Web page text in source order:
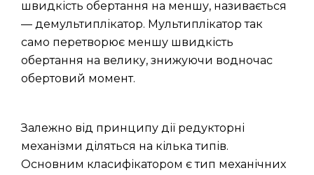
швидкість обертання на меншу, називається
— демультиплікатор. Мультиплікатор так
само перетворює меншу швидкість
обертання на велику, знижуючи водночас
обертовий момент.
Залежно від принципу дії редукторні
механізми діляться на кілька типів.
Основним класифікатором є тип механічних